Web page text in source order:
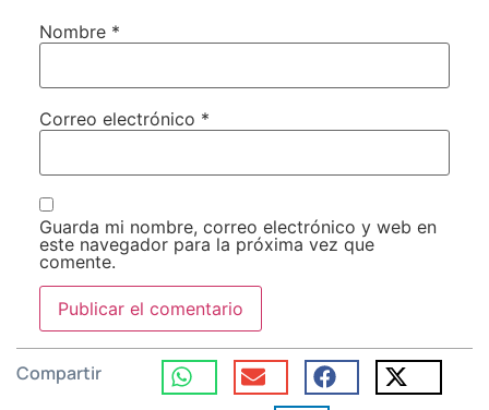
Nombre *
Correo electrónico *
Guarda mi nombre, correo electrónico y web en
este navegador para la próxima vez que
comente.
Compartir